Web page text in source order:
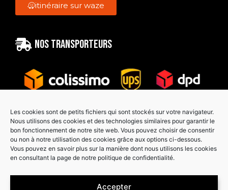
Les cookies sont de petits fichiers qui sont stockés sur votre navigateur.
Nous utilisons des cookies et des technologies similaires pour garantir le
bon fonctionnement de notre site web. Vous pouvez choisir de consentir
ou non à notre utilisation des cookies grâce aux options ci-dessous.
Vous pouvez en savoir plus sur la manière dont nous utilisons les cookies
en consultant la page de notre politique de confidentialité.
Accepter
itinéraire sur waze
Nos transporteurs
Paiement sécurisé